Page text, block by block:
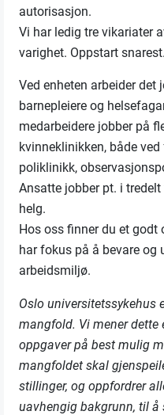
autorisasjon.
Vi har ledig tre vikariater
varighet. Oppstart snarest.
Ved enheten arbeider det
barnepleiere og
medarbeidere jobber på
kvinneklinikken, både
poliklinikk,
Ansatte jobber pt. i
helg.
Hos oss finner du et
har fokus på å bevare og
arbeidsmiljø.
Oslo universitetssykehus
mangfold. Vi mener dette
oppgaver på best mulig
mangfoldet skal
stillinger, og oppfordrer
uavhengig bakgrunn, til å